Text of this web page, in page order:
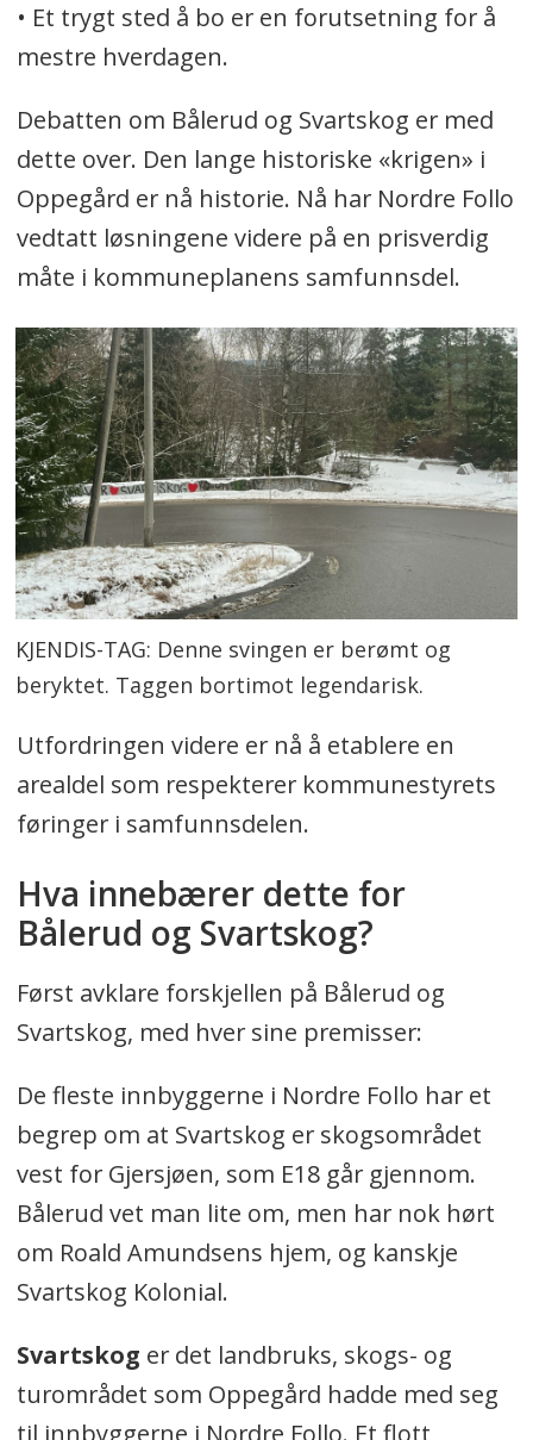
• Et trygt sted å bo er en forutsetning for å
mestre hverdagen.
Debatten om Bålerud og Svartskog er med
dette over. Den lange historiske «krigen» i
Oppegård er nå historie. Nå har Nordre Follo
vedtatt løsningene videre på en prisverdig
måte i kommuneplanens samfunnsdel.
KJENDIS-TAG: Denne svingen er berømt og
beryktet. Taggen bortimot legendarisk.
Utfordringen videre er nå å etablere en
arealdel som respekterer kommunestyrets
føringer i samfunnsdelen.
Hva innebærer dette for
Bålerud og Svartskog?
Først avklare forskjellen på Bålerud og
Svartskog, med hver sine premisser:
De fleste innbyggerne i Nordre Follo har et
begrep om at Svartskog er skogsområdet
vest for Gjersjøen, som E18 går gjennom.
Bålerud vet man lite om, men har nok hørt
om Roald Amundsens hjem, og kanskje
Svartskog Kolonial.
Svartskog er det landbruks, skogs- og
turområdet som Oppegård hadde med seg